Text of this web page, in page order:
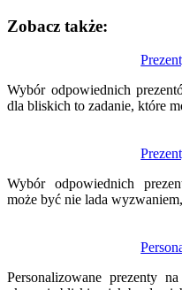
Zobacz także:
Wybór odpowiednich
dla bliskich to zadanie, które
Wybór odpowiednich
może być nie lada
Personalizowane prezenty
wpisu